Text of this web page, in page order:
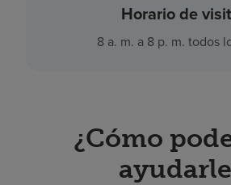
Horario de
8 a. m. a 8 p. m. todos
¿Cómo